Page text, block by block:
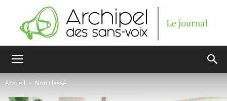
Accueil Non classé